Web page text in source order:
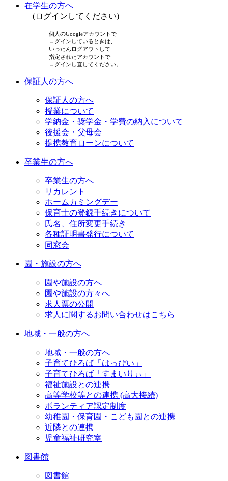
在学生の方へ
(ログインしてください)
個人のGoogleアカウントで
ログインしているときは、
いったんログアウトして
指定されたアカウントで
ログインし直してください。
保証人の方へ
保証人の方へ
授業について
学納金・奨学金・学費の納入について
後援会・父母会
提携教育ローンについて
卒業生の方へ
卒業生の方へ
リカレント
ホームカミングデー
保育士の登録手続きについて
氏名、住所変更手続き
各種証明書発行について
同窓会
園・施設の方へ
園や施設の方へ
園や施設の方々へ
求人票の公開
求人に関するお問い合わせはこちら
地域・一般の方へ
地域・一般の方へ
子育てひろば「はっぴい」
子育てひろば「すまいりぃ」
福祉施設との連携
高等学校等との連携 (高大接続)
ボランティア認定制度
幼稚園・保育園・こども園との連携
近隣との連携
児童福祉研究室
図書館
図書館